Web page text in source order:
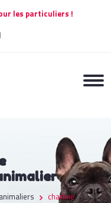
les particuliers !
charline